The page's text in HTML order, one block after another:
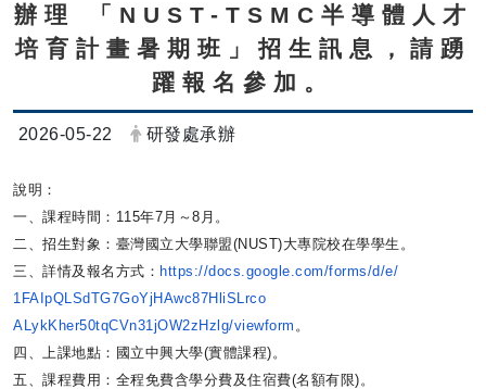
辦理
「 NUST-TSMC 半導體人才
培育計畫暑期班」招生訊息，請踴
躍報名參加。
日期：
2026-05-22 發布者：
研發處承辦
說明：
一、課程時間：115年7月～8月。
二、招生對象：臺灣國立大學聯盟(NUST)大專院校在學學生。
三、詳情及報名方式： https://docs.google. com/forms/d/e/
1FAIpQLSdTG7GoYjHAwc87HliSLrco
ALykKher50tqCVn31jOW2zHzlg/viewform 。
四、上課地點：國立中興大學(實體課程)。
五、課程費用：全程免費含學分費及住宿費(名額有限)。